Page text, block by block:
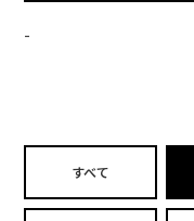
-
すべて